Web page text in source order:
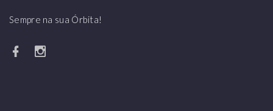
Sempre na sua Órbita!